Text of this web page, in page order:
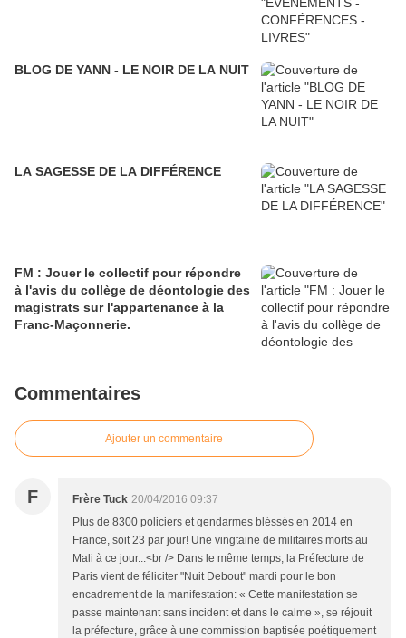
BLOG DE YANN - LE NOIR DE LA NUIT
LA SAGESSE DE LA DIFFÉRENCE
FM : Jouer le collectif pour répondre
à l'avis du collège de déontologie des
magistrats sur l'appartenance à la
Franc-Maçonnerie.
Commentaires
Ajouter un commentaire
F Frère Tuck 20/04/2016 09:37
Plus de 8300 policiers et gendarmes bléssés en 2014 en
France, soit 23 par jour! Une vingtaine de militaires morts au
Mali à ce jour...<br /> Dans le même temps, la Préfecture de
Paris vient de féliciter "Nuit Debout" mardi pour le bon
encadrement de la manifestation: « Cette manifestation se
passe maintenant sans incident et dans le calme », se réjouit
la préfecture, grâce à une commission baptisée poétiquement